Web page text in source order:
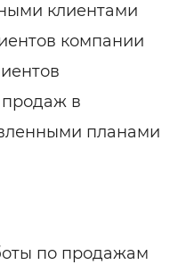
клиентами
компании
в
планами
по продажам